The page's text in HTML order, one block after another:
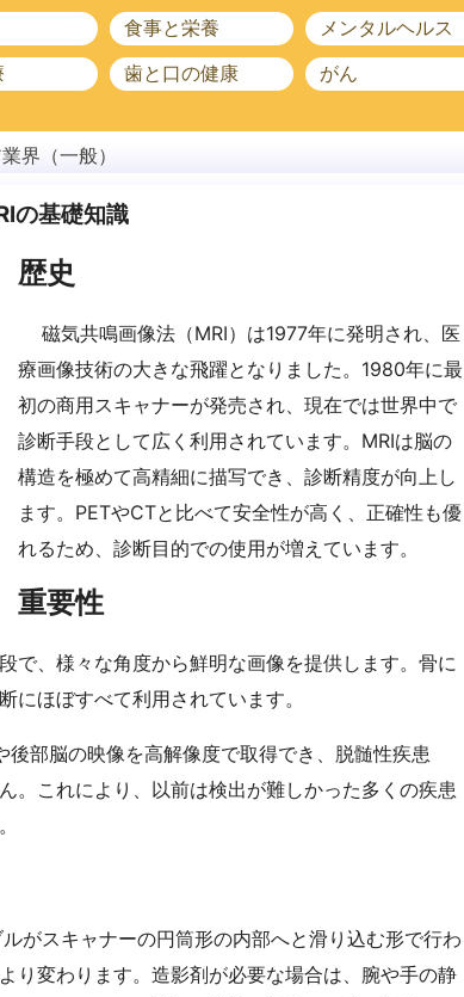
食事と栄養 メンタルヘルス
歯と口の健康 がん
界（一般）
の基礎知識
歴史
磁気共鳴画像法（MRI）は1977年に発明され、医
療画像技術の大きな飛躍となりました。1980年に最
初の商用スキャナーが発売され、現在では世界中で
診断手段として広く利用されています。MRIは脳の
構造を極めて高精細に描写でき、診断精度が向上し
ます。PETやCTと比べて安全性が高く、正確性も優
れるため、診断目的での使用が増えています。
重要性
で、様々な角度から鮮明な画像を提供します。骨に
にほぼすべて利用されています。
部脳の映像を高解像度で取得でき、脱髄性疾患
。これにより、以前は検出が難しかった多くの疾患
がスキャナーの円筒形の内部へと滑り込む形で行わ
り変わります。造影剤が必要な場合は、腕や手の静